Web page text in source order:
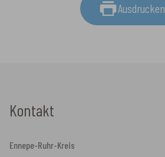
Ausdrucken
Kontakt
Ennepe-Ruhr-Kreis